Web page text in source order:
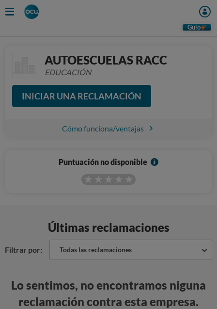
Guio
AUTOESCUELAS RACC
EDUCACIÓN
INICIAR UNA RECLAMACIÓN
Cómo funciona/ventajas
Puntuación no disponible
I
Últimas reclamaciones
Filtrar por: Todas las reclamaciones
Lo sentimos, no encontramos niguna
reclamación contra esta empresa.